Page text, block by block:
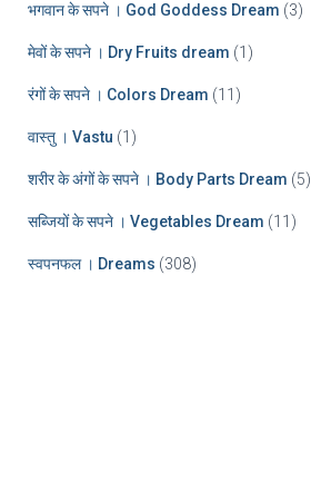
भगवान के सपने । God Goddess Dream (3)
मेवों के सपने । Dry Fruits dream (1)
रंगों के सपने । Colors Dream (11)
वास्तु । Vastu (1)
शरीर के अंगों के सपने । Body Parts Dream (5)
सब्जियों के सपने । Vegetables Dream (11)
स्वपनफल । Dreams (308)